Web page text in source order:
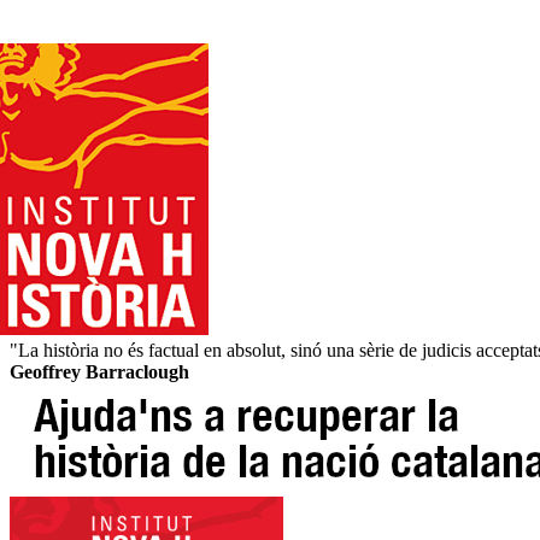
"La història no és factual en absolut, sinó una sèrie de judicis
Geoffrey Barraclough